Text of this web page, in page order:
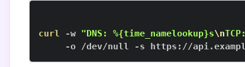
curl -w "DNS: %{time_namelookup}s\n
-o /dev/null -s https://